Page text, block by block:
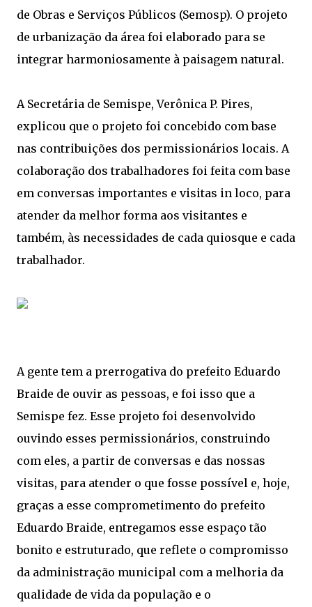
de Obras e Serviços Públicos (Semosp). O projeto
de urbanização da área foi elaborado para se
integrar harmoniosamente à paisagem natural.
A Secretária de Semispe, Verônica P. Pires,
explicou que o projeto foi concebido com base
nas contribuições dos permissionários locais. A
colaboração dos trabalhadores foi feita com base
em conversas importantes e visitas in loco, para
atender da melhor forma aos visitantes e
também, às necessidades de cada quiosque e cada
trabalhador.
A gente tem a prerrogativa do prefeito Eduardo
Braide de ouvir as pessoas, e foi isso que a
Semispe fez. Esse projeto foi desenvolvido
ouvindo esses permissionários, construindo
com eles, a partir de conversas e das nossas
visitas, para atender o que fosse possível e, hoje,
graças a esse comprometimento do prefeito
Eduardo Braide, entregamos esse espaço tão
bonito e estruturado, que reflete o compromisso
da administração municipal com a melhoria da
qualidade de vida da população e o